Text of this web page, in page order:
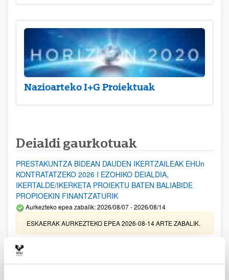
Nazioarteko I+G Proiektuak
Deialdi gaurkotuak
PRESTAKUNTZA BIDEAN DAUDEN IKERTZAILEAK EHUn
KONTRATATZEKO 2026 I EZOHIKO DEIALDIA,
IKERTALDE/IKERKETA PROIEKTU BATEN BALIABIDE
PROPIOEKIN FINANTZATURIK
Aurkezteko epea zabalik: 2026/08/07 - 2026/08/14
ESKAERAK AURKEZTEKO EPEA 2026-08-14 ARTE ZABALIK.
UPV/EHUn Azpiegitura Zientifikoa eta Funts Bibliografikoak
erosi eta berritzeko laguntzak 2026